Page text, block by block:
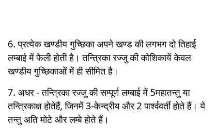
6. प्रत्येक खण्डीय गुच्छिका अपने खण्ड की लगभग दो तिहाई
लम्बाई में फेली होती है। तन्त्रिका रज्जु की कोशिकायें केवल
खण्डीय गुच्छिकाओं में ही सीमित है।
7. अधर - तन्त्रिका रज्जु की सम्पूर्ण लम्बाई में 5महातन्तु या
तन्त्रिकाक्ष होतेहैं, जिनमें 3-केन्द्रीय और 2 पार्श्ववर्ती होते हैं। ये
तन्तु अति मोटे और लम्बे होते हैं।